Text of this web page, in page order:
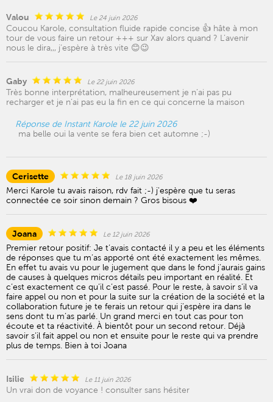
Valou Le 24 juin 2026
Coucou Karole, consultation fluide rapide concise 👍 hâte à mon
tour de vous faire un retour +++ sur Xav alors quand ? L’avenir
nous le dira,,, j’espère à très vite 😊😉
Gaby Le 22 juin 2026
Très bonne interprétation, malheureusement je n’ai pas pu
recharger et je n’ai pas eu la fin en ce qui concerne la maison
Réponse de Instant Karole le 22 juin 2026
ma belle oui la vente se fera bien cet automne ;-)
Cerisette Le 18 juin 2026
Merci Karole tu avais raison, rdv fait ;-) j'espère que tu seras
connectée ce soir sinon demain ? Gros bisous ❤️
Joana Le 12 juin 2026
Premier retour positif: Je t’avais contacté il y a peu et les éléments
de réponses que tu m’as apporté ont été exactement les mêmes.
En effet tu avais vu pour le jugement que dans le fond j’aurais gains
de causes à quelques micros détails peu important en réalité. Et
c’est exactement ce qu’il c’est passé. Pour le reste, à savoir s’il va
faire appel ou non et pour la suite sur la création de la société et la
collaboration future je te ferais un retour qui j’espère ira dans le
sens dont tu m’as parlé. Un grand merci en tout cas pour ton
écoute et ta réactivité. À bientôt pour un second retour. Déjà
savoir s’il fait appel ou non et ensuite pour le reste qui va prendre
plus de temps. Bien à toi Joana
Isilie Le 11 juin 2026
Un vrai don de voyance ! consulter sans hésiter